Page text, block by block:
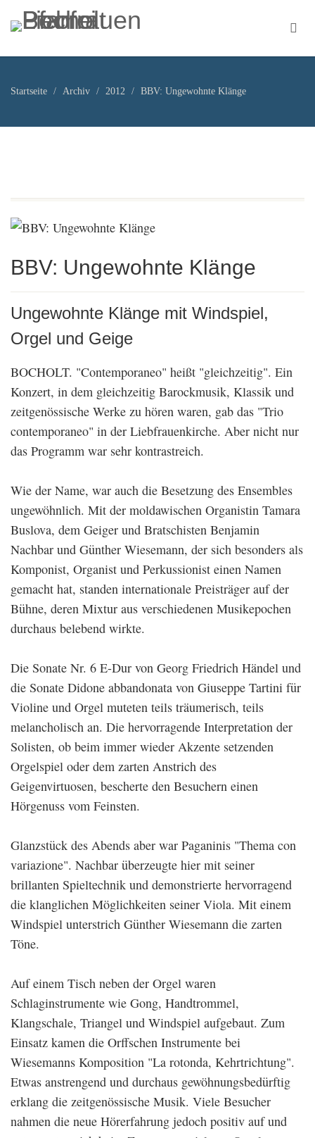
Startseite Archiv 2012 BBV: Ungewohnte Klänge
BBV: Ungewohnte Klänge
Ungewohnte Klänge mit Windspiel,
Orgel und Geige
BOCHOLT. "Contemporaneo" heißt "gleichzeitig". Ein
Konzert, in dem gleichzeitig Barockmusik, Klassik und
zeitgenössische Werke zu hören waren, gab das "Trio
contemporaneo" in der Liebfrauenkirche. Aber nicht nur
das Programm war sehr kontrastreich.
Wie der Name, war auch die Besetzung des Ensembles
ungewöhnlich. Mit der moldawischen Organistin Tamara
Buslova, dem Geiger und Bratschisten Benjamin
Nachbar und Günther Wiesemann, der sich besonders als
Komponist, Organist und Perkussionist einen Namen
gemacht hat, standen internationale Preisträger auf der
Bühne, deren Mixtur aus verschiedenen Musikepochen
durchaus belebend wirkte.
Die Sonate Nr. 6 E-Dur von Georg Friedrich Händel und
die Sonate Didone abbandonata von Giuseppe Tartini für
Violine und Orgel muteten teils träumerisch, teils
melancholisch an. Die hervorragende Interpretation der
Solisten, ob beim immer wieder Akzente setzenden
Orgelspiel oder dem zarten Anstrich des
Geigenvirtuosen, bescherte den Besuchern einen
Hörgenuss vom Feinsten.
Glanzstück des Abends aber war Paganinis "Thema con
variazione". Nachbar überzeugte hier mit seiner
brillanten Spieltechnik und demonstrierte hervorragend
die klanglichen Möglichkeiten seiner Viola. Mit einem
Windspiel unterstrich Günther Wiesemann die zarten
Töne.
Auf einem Tisch neben der Orgel waren
Schlaginstrumente wie Gong, Handtrommel,
Klangschale, Triangel und Windspiel aufgebaut. Zum
Einsatz kamen die Orffschen Instrumente bei
Wiesemanns Komposition "La rotonda, Kehrtrichtung".
Etwas anstrengend und durchaus gewöhnungsbedürftig
erklang die zeitgenössische Musik. Viele Besucher
nahmen die neue Hörerfahrung jedoch positiv auf und